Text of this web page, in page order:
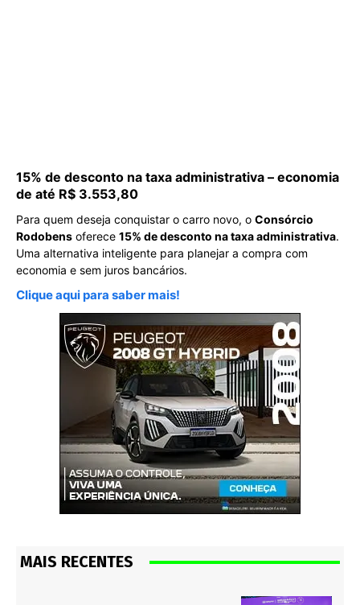
15% de desconto na taxa administrativa – economia
de até R$ 3.553,80
Para quem deseja conquistar o carro novo, o Consórcio
Rodobens oferece 15% de desconto na taxa administrativa.
Uma alternativa inteligente para planejar a compra com
economia e sem juros bancários.
Clique aqui para saber mais!
MAIS RECENTES